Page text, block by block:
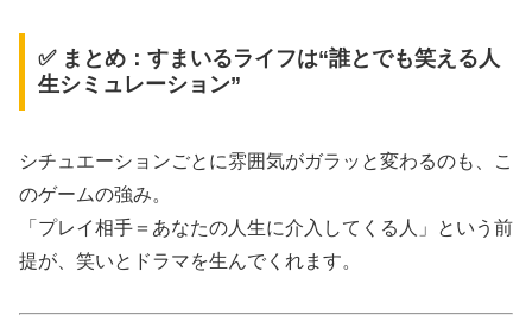
✅ まとめ：すまいるライフは“誰とでも笑える人
生シミュレーション”
シチュエーションごとに雰囲気がガラッと変わるのも、こ
のゲームの強み。
「プレイ相手＝あなたの人生に介入してくる人」という前
提が、笑いとドラマを生んでくれます。